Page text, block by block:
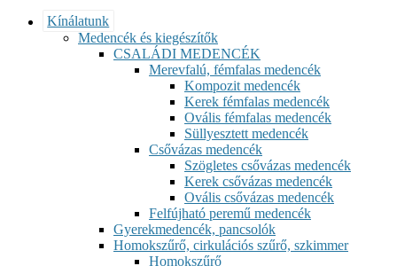
Kínálatunk
Medencék és kiegészítők
CSALÁDI MEDENCÉK
Merevfalú, fémfalas medencék
Kompozit medencék
Kerek fémfalas medencék
Ovális fémfalas medencék
Süllyesztett medencék
Csővázas medencék
Szögletes csővázas medencék
Kerek csővázas medencék
Ovális csővázas medencék
Felfújható peremű medencék
Gyerekmedencék, pancsolók
Homokszűrő, cirkulációs szűrő, szkimmer
Homokszűrő